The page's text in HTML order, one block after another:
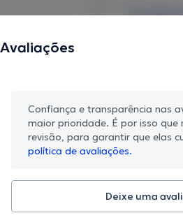
Avaliações
Confiança e transparência nas
maior prioridade. É por isso
revisão, para garantir que elas
política de avaliações.
Deixe uma